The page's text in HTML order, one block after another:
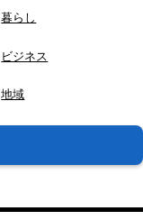
暮らし
ビジネス
地域